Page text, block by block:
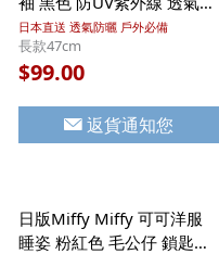
織露指 手袖臂套 長款
47cm【市集世界 - 日本市
集】
日本直送 透氣防曬 戶外必備
長款47cm
$99.00
返貨通知您
日版Miffy Miffy 可可洋服
睡姿 粉紅色 毛公仔 鎖匙扣